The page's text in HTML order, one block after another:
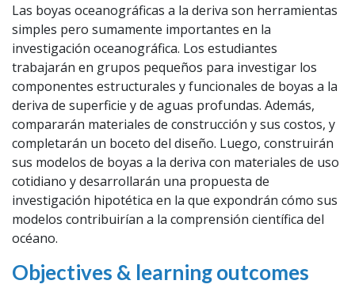
Las boyas oceanográficas a la deriva son herramientas
simples pero sumamente importantes en la
investigación oceanográfica. Los estudiantes
trabajarán en grupos pequeños para investigar los
componentes estructurales y funcionales de boyas a la
deriva de superficie y de aguas profundas. Además,
compararán materiales de construcción y sus costos, y
completarán un boceto del diseño. Luego, construirán
sus modelos de boyas a la deriva con materiales de uso
cotidiano y desarrollarán una propuesta de
investigación hipotética en la que expondrán cómo sus
modelos contribuirían a la comprensión científica del
océano.
Objectives & learning outcomes